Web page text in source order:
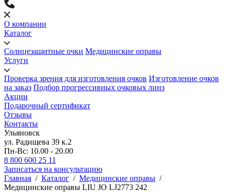
О компании
Каталог
Солнцезащитные очки Медицинские оправы
Услуги
Проверка зрения для изготовления очков Изготовление очков
на заказ Подбор прогрессивных очковых линз
Акции
Подарочный сертификат
Отзывы
Контакты
Ульяновск
ул. Радищева 39 к.2
Пн-Вс: 10.00 - 20.00
8 800 600 25 11
Записаться на консультацию
Главная / Каталог / Медицинские оправы /
Медицинские оправы LIU JO LJ2773 242